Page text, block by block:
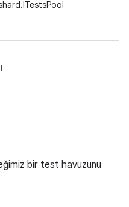
bir test havuzunu